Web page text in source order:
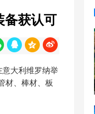
备获认可
大利维罗纳举
材、棒材、板